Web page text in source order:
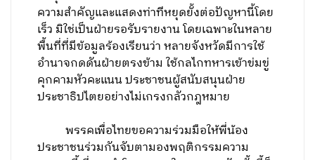
ความสำคัญและแสดงท่าทีหยุดยั้งต่อปัญหานี้โดย
เร็ว มิใช่เป็นฝ่ายรอรับรายงาน โดยเฉพาะในหลาย
พื้นที่ที่มีข้อมูลร้องเรียนว่า หลายจังหวัดมีการใช้
อำนาจกดดันฝ่ายตรงข้าม ใช้กลไกทหารเข้าข่มขู่
คุกคามหัวคะแนน ประชาชนผู้สนับสนุนฝ่าย
ประชาธิปไตยอย่างไม่เกรงกลัวกฎหมาย
พรรคเพื่อไทยขอความร่วมมือให้พี่น้อง
ประชาชนร่วมกันจับตามองพฤติกรรมความ